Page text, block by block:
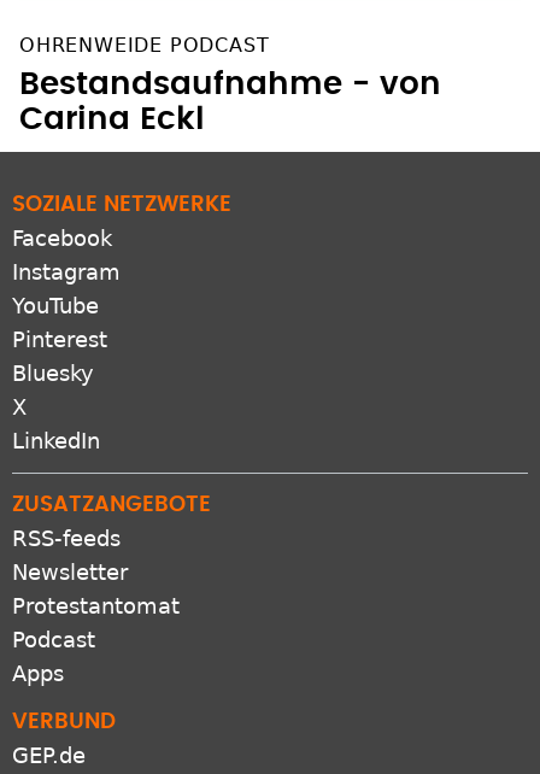
OHRENWEIDE PODCAST
Bestandsaufnahme - von
Carina Eckl
SOZIALE NETZWERKE
Facebook
Instagram
YouTube
Pinterest
Bluesky
X
LinkedIn
ZUSATZANGEBOTE
RSS-feeds
Newsletter
Protestantomat
Podcast
Apps
VERBUND
GEP.de